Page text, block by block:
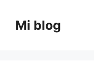
contenido
Mi blog